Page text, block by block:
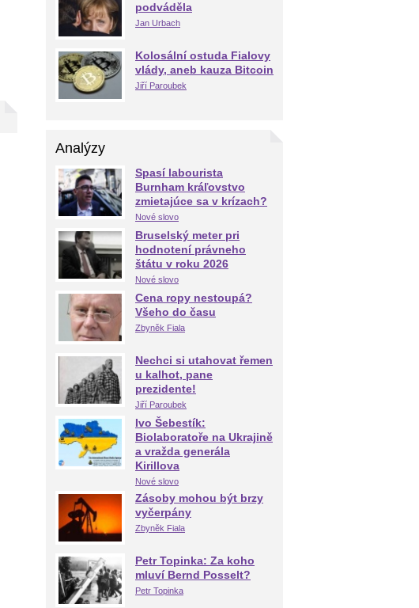
podváděla
Jan Urbach
Kolosální ostuda Fialovy
vlády, aneb kauza Bitcoin
Jiří Paroubek
Analýzy
Spasí labourista
Burnham kráľovstvo
zmietajúce sa v krízach?
Nové slovo
Bruselský meter pri
hodnotení právneho
štátu v roku 2026
Nové slovo
Cena ropy nestoupá?
Všeho do času
Zbyněk Fiala
Nechci si utahovat řemen
u kalhot, pane
prezidente!
Jiří Paroubek
Ivo Šebestík:
Biolaboratoře na Ukrajině
a vražda generála
Kirillova
Nové slovo
Zásoby mohou být brzy
vyčerpány
Zbyněk Fiala
Petr Topinka: Za koho
mluví Bernd Posselt?
Petr Topinka